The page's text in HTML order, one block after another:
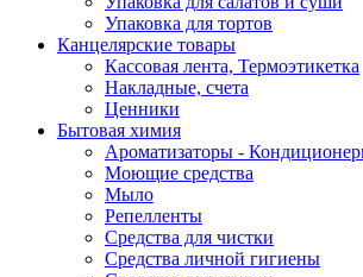
Упаковка для тортов
Канцелярские товары
Кассовая лента, Термоэтикетка
Накладные, счета
Ценники
Бытовая химия
Ароматизаторы -
Моющие средства
Мыло
Репелленты
Средства для чистки
Средства личной гигиены